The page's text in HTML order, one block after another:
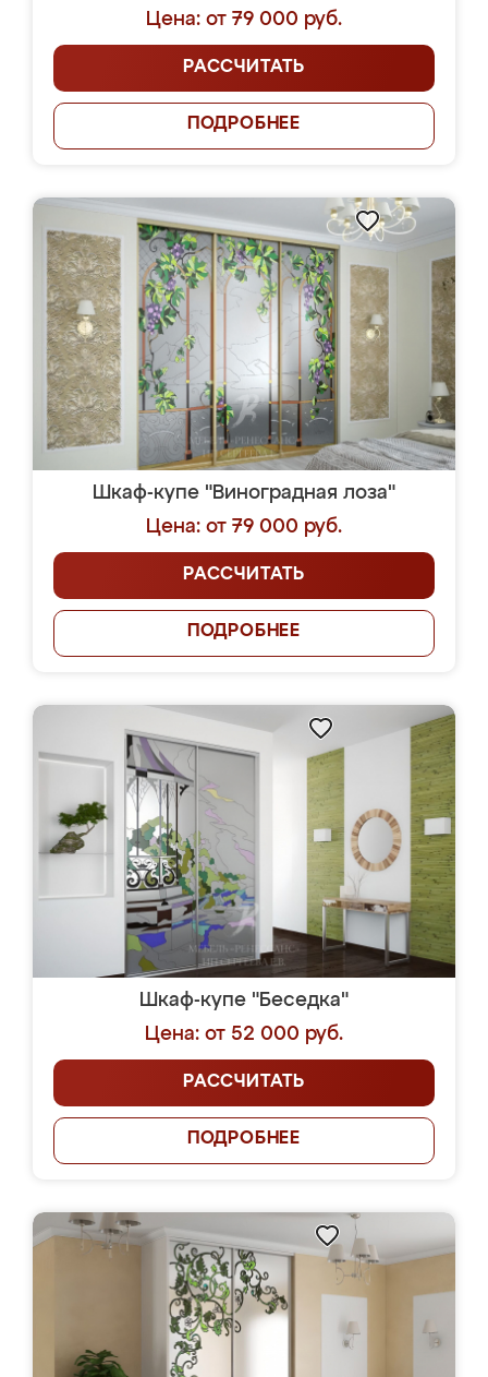
Цена: от 79 000 руб.
РАССЧИТАТЬ
ПОДРОБНЕЕ
Шкаф-купе "Виноградная лоза"
Цена: от 79 000 руб.
РАССЧИТАТЬ
ПОДРОБНЕЕ
Шкаф-купе "Беседка"
Цена: от 52 000 руб.
РАССЧИТАТЬ
ПОДРОБНЕЕ